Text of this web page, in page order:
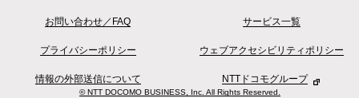
お問い合わせ／FAQ サービス一覧
プライバシーポリシー ウェブアクセシビリティポリシー
情報の外部送信について NTTドコモグループ
© NTT DOCOMO BUSINESS, Inc. All Rights Reserved.